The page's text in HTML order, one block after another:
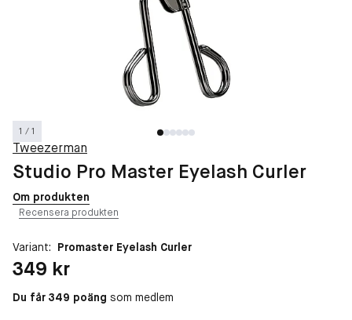
1 / 1
Tweezerman
Studio Pro Master Eyelash Curler
Om produkten
Recensera produkten
Variant: Promaster Eyelash Curler
Pris: 349 kr
349 kr
Du får 349 poäng som medlem